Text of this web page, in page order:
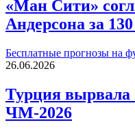
«Ман Сити»
Андерсона за
Бесплатные прогнозы на
26.06.2026
Турция
ЧМ-2026